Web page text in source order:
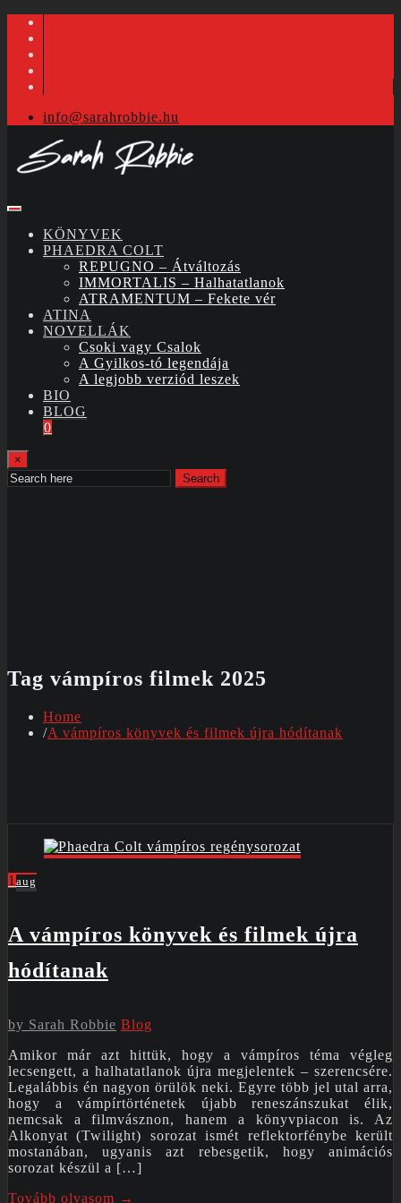
info@sarahrobbie.hu
KÖNYVEK
PHAEDRA COLT
REPUGNO – Átváltozás
IMMORTALIS – Halhatatlanok
ATRAMENTUM – Fekete vér
ATINA
NOVELLÁK
Csoki vagy Csalok
A Gyilkos-tó legendája
A legjobb verziód leszek
BIO
BLOG
0
×
Search
Tag vámpíros filmek 2025
Home
A vámpíros könyvek és filmek újra hódítanak
1 aug
A vámpíros könyvek és filmek újra
hódítanak
by Sarah Robbie Blog
Amikor már azt hittük, hogy a vámpíros téma végleg
lecsengett, a halhatatlanok újra megjelentek – szerencsére.
Legalábbis én nagyon örülök neki. Egyre több jel utal arra,
hogy a vámpírtörténetek újabb reneszánszukat élik,
nemcsak a filmvásznon, hanem a könyvpiacon is. Az
Alkonyat (Twilight) sorozat ismét reflektorfénybe került
mostanában, ugyanis azt rebesgetik, hogy animációs
sorozat készül a […]
Tovább olvasom →